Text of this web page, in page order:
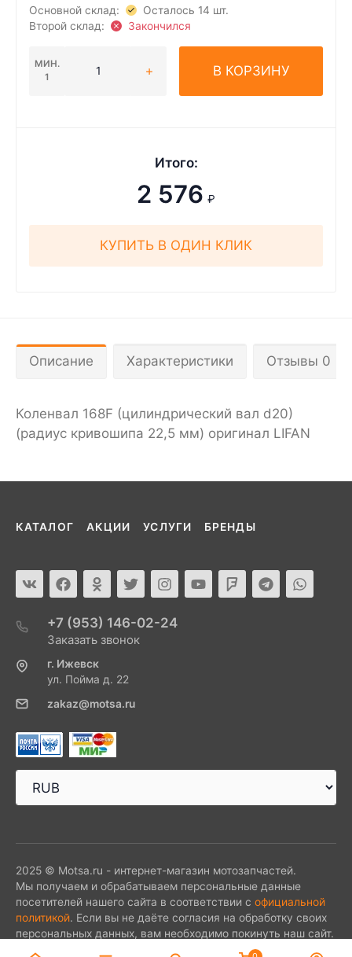
Основной склад:
Осталось 14 шт.
Второй склад:
Закончился
МИН.
1
В КОРЗИНУ
Итого:
2 576 ₽
КУПИТЬ В ОДИН КЛИК
Описание Характеристики Отзывы 0
Коленвал 168F (цилиндрический вал d20)
(радиус кривошипа 22,5 мм) оригинал LIFAN
КАТАЛОГ АКЦИИ УСЛУГИ БРЕНДЫ
+7 (953) 146-02-24
Заказать звонок
г. Ижевск
ул. Пойма д. 22
zakaz@motsa.ru
2025 © Motsa.ru - интернет-магазин мотозапчастей.
Мы получаем и обрабатываем персональные данные
посетителей нашего сайта в соответствии с официальной
политикой. Если вы не даёте согласия на обработку своих
персональных данных, вам необходимо покинуть наш сайт.